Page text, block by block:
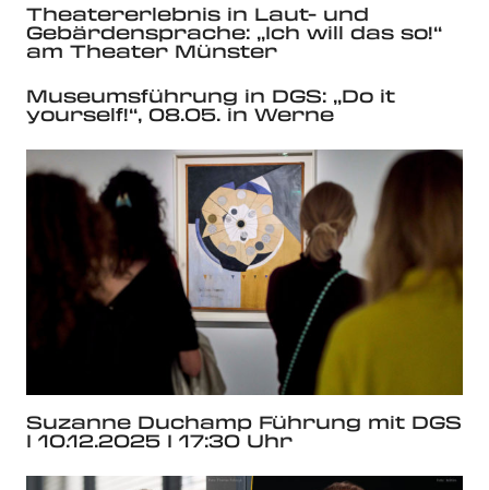
Theatererlebnis in Laut- und
Gebärdensprache: „Ich will das so!“
am Theater Münster
Museumsführung in DGS: „Do it
yourself!“, 08.05. in Werne
Suzanne Duchamp Führung mit DGS
I 10.12.2025 I 17:30 Uhr